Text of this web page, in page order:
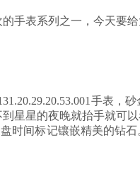
手表系列之一，今天要
手表，
星星的夜晚就抬手就可
时间标记镶嵌精美的钻